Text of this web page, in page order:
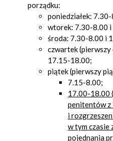
porządku:
poniedziałek:
wtorek: 7.30-8.00
środa: 7.30-8.00 i
czwartek
17.15-18.00;
piątek (pierwszy
7.15-8.00;
17.00-18.00
penitentów z
i
w tym czasie
pojednania